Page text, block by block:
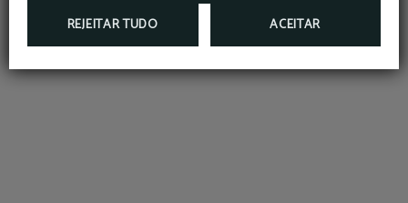
REJEITAR TUDO ACEITAR